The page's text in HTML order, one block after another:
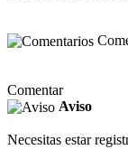
Comentar
Aviso
Necesitas estar